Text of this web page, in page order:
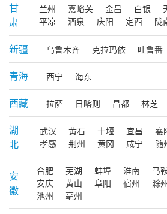
甘
肃
兰州 嘉峪关 金昌 白银
平凉
酒泉 庆阳 定西 陇
新疆 乌鲁木齐 克拉玛依 吐鲁番
青海 西宁 海东
西藏 拉萨 日喀则 昌都 林芝
湖
北
武汉 黄石 十堰 宜昌 襄
孝感
荆州 黄冈 咸宁 随
安
徽
合肥 芜湖 蚌埠 淮南 马
安庆
黄山 阜阳 宿州 滁
池州
亳州